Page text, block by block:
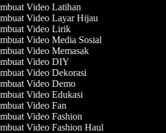
Video Latihan
Video Layar Hijau
Video Lirik
Video Media Sosial
Video Memasak
Video DIY
Video Dekorasi
Video Demo
Video Edukasi
Video Fan
Video Fashion
Video Fashion Haul